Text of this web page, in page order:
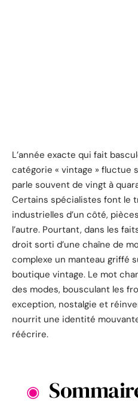
L’année exacte qui fait
catégorie « vintage » fluctue
parle souvent de vingt à
Certains spécialistes font le
industrielles d’un côté,
l’autre. Pourtant, dans les
droit sorti d’une chaîne de
complexe un manteau griffé
boutique vintage. Le mot
des modes, bousculant les
exception, nostalgie et
nourrit une identité
réécrire.